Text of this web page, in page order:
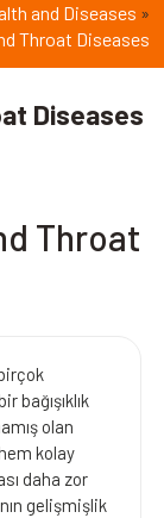
Diseases
and Diseases »
Throat Diseases
Throat
bağışıklık
olan
kolay
daha zor
gelişmişlik